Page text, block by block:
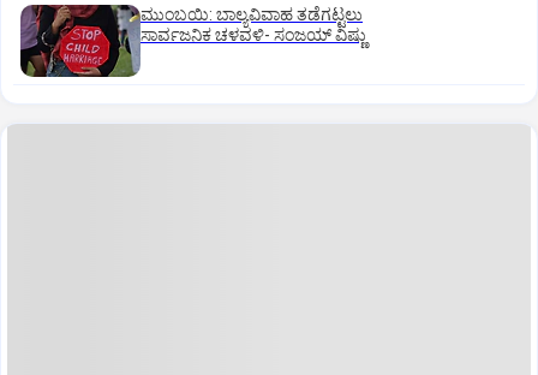
ಮುಂಬಯಿ: ಬಾಲ್ಯವಿವಾಹ ತಡೆಗಟ್ಟಲು
ಸಾರ್ವಜನಿಕ ಚಳವಳಿ- ಸಂಜಯ್‌ ವಿಷ್ಣು